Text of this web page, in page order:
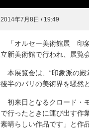
2014年7月8日 / 19:49
「オルセー美術館展 印
立新美術館で行われ、展覧
本展覧会は、“印象派の殿
後半のパリの美術界を騒然
初来日となるクロード・
で行ったときに運び出す作
素晴らしい作品です」と作